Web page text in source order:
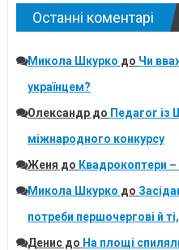
Останні коментарі
Микола Шкурко до Чи
українцем?
Олександрдо Педагог із
міжнародного конкурсу
Женя до Квадрокоптери
Микола Шкурко до
потреби першочергові й
Денисдо На площі